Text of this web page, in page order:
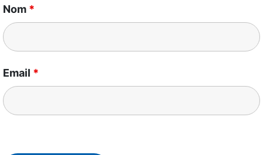
Nom *
Email *